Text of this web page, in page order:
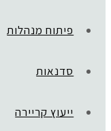
פיתוח מנהלות
סדנאות
ייעוץ קריירה